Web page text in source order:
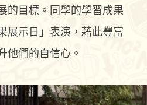
的目標。同學的學習成果
展示日」表演，藉此豐富
他們的自信心。